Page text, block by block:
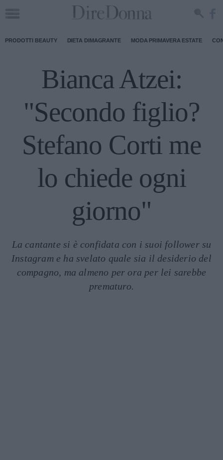
PRODOTTI BEAUTY DIETA DIMAGRANTE MODA PRIMAVERA ESTATE
Bianca Atzei:
"Secondo figlio?
Stefano Corti me
lo chiede ogni
giorno"
La cantante si è confidata con i suoi follower su
Instagram e ha svelato quale sia il desiderio del
compagno, ma almeno per ora per lei sarebbe
prematuro.